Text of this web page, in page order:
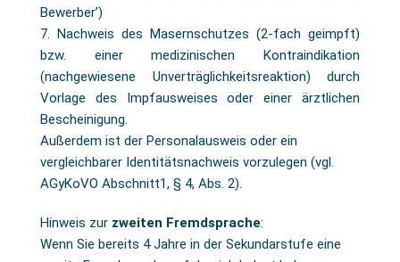
Bewerber’)
7. Nachweis des Masernschutzes (2-fach geimpft)
bzw. einer medizinischen Kontraindikation
(nachgewiesene Unverträglichkeitsreaktion) durch
Vorlage des Impfausweises oder einer ärztlichen
Bescheinigung.
Außerdem ist der Personalausweis oder ein
vergleichbarer Identitätsnachweis vorzulegen (vgl.
AGyKoVO Abschnitt1, § 4, Abs. 2).
Hinweis zur zweiten Fremdsprache:
Wenn Sie bereits 4 Jahre in der Sekundarstufe eine